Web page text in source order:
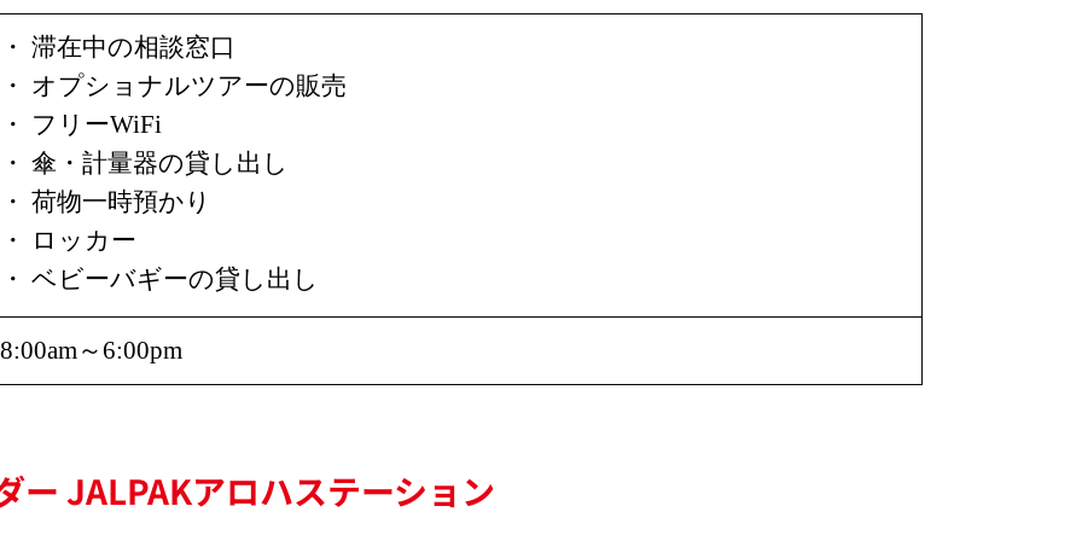
・ 滞在中の相談窓口
・ オプショナルツアーの販売
・ フリーWiFi
・ 傘・計量器の貸し出し
・ 荷物一時預かり
・ ロッカー
・ ベビーバギーの貸し出し
8:00am～6:00pm
ー JALPAKアロハステーション